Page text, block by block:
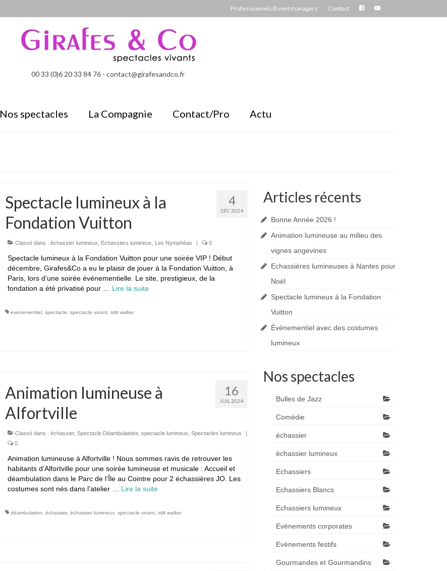
Professionnels/Event managers Contact
00 33 (0)6 20 33 84 76 - contact@girafesandco.fr
Nos spectacles La Compagnie Contact/Pro Actu
4
DÉC 2024
Spectacle lumineux à la
Fondation Vuitton
Classé dans : échassier lumineux Echassiers lumineux Les Nymphéas | 0
Spectacle lumineux à la Fondation Vuitton pour une soirée VIP ! Début
décembre, Girafes&Co a eu le plaisir de jouer à la Fondation Vuitton, à
Paris, lors d’une soirée événementielle. Le site, prestigieux, de la
fondation a été privatisé pour … Lire la suite­­
evenementiel, spectacle spectacle vivant, stilt walker
16
JUIL 2024
Animation lumineuse à
Alfortville
Classé dans : échassier, Spectacle Déambulatoire, spectacle lumineux Spectacles lumineux
|
0
Animation lumineuse à Alfortville ! Nous sommes ravis de retrouver les
habitants d’Alfortville pour une soirée lumineuse et musicale : Accueil et
déambulation dans le Parc de l’Île au Cointre pour 2 échassières JO. Les
costumes sont nés dans l’atelier … Lire la suite­­
déambulation échassier, échassier lumineux, spectacle vivant, stilt walker
Articles récents
Bonne Année 2026 !
Animation lumineuse au milieu des
vignes angevines
Echassières lumineuses à Nantes pour
Noël
Spectacle lumineux à la Fondation
Vuitton
Événementiel avec des costumes
lumineux
Nos spectacles
Bulles de Jazz
Comédie
échassier
échassier lumineux
Echassiers
Echassiers Blancs
Echassiers lumineux
Evènements corporates
Evènements festifs
Gourmandes et Gourmandins